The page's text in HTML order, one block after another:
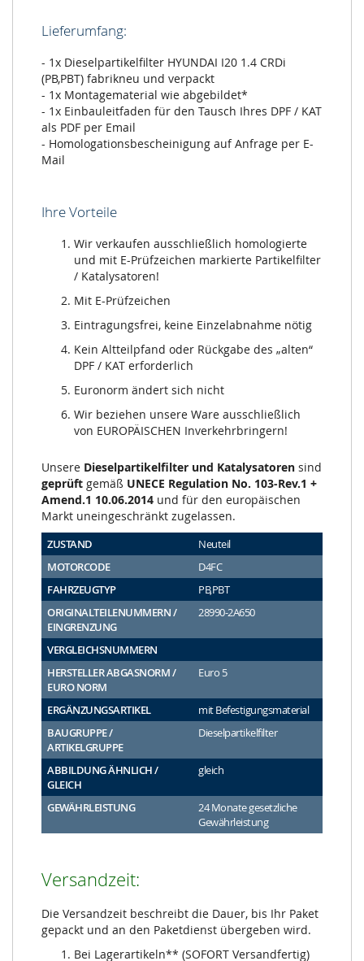
Lieferumfang:
- 1x Dieselpartikelfilter HYUNDAI I20 1.4 CRDi
(PB,PBT) fabrikneu und verpackt
- 1x Montagematerial wie abgebildet*
- 1x Einbauleitfaden für den Tausch Ihres DPF / KAT
als PDF per Email
- Homologationsbescheinigung auf Anfrage per E-
Mail
Ihre Vorteile
Wir verkaufen ausschließlich homologierte
und mit E-Prüfzeichen markierte Partikelfilter
/ Katalysatoren!
Mit E-Prüfzeichen
Eintragungsfrei, keine Einzelabnahme nötig
Kein Altteilpfand oder Rückgabe des „alten“
DPF / KAT erforderlich
Euronorm ändert sich nicht
Wir beziehen unsere Ware ausschließlich
von EUROPÄISCHEN Inverkehrbringern!
Unsere Dieselpartikelfilter und Katalysatoren sind
geprüft gemäß UNECE Regulation No. 103-Rev.1 +
Amend.1 10.06.2014 und für den europäischen
Markt uneingeschränkt zugelassen.
ZUSTAND
Neuteil
MOTORCODE
D4FC
FAHRZEUGTYP
PB,PBT
ORIGINALTEILENUMMERN /
EINGRENZUNG
28990-2A650
VERGLEICHSNUMMERN
HERSTELLER ABGASNORM /
EURO NORM
Euro 5
ERGÄNZUNGSARTIKEL
mit Befestigungsmaterial
BAUGRUPPE /
ARTIKELGRUPPE
Dieselpartikelfilter
ABBILDUNG ÄHNLICH /
GLEICH
gleich
GEWÄHRLEISTUNG
24 Monate gesetzliche
Gewährleistung
Versandzeit:
Die Versandzeit beschreibt die Dauer, bis Ihr Paket
gepackt und an den Paketdienst übergeben wird.
Bei Lagerartikeln** (SOFORT Versandfertig)